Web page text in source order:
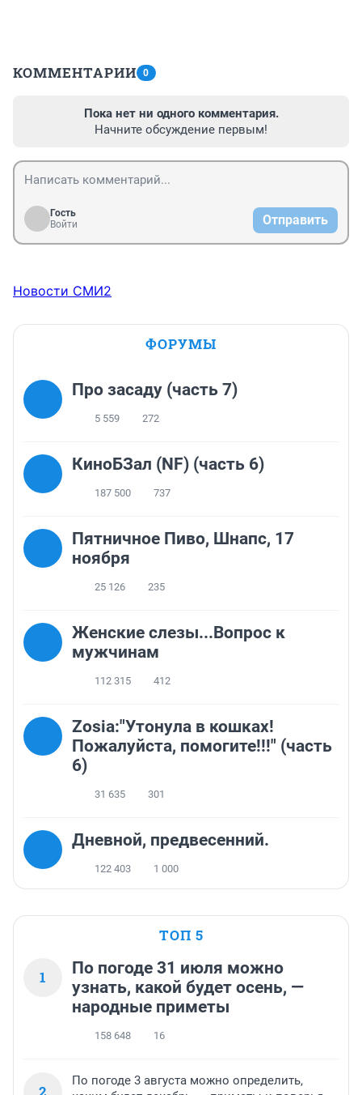
КОММЕНТАРИИ 0
Пока нет ни одного комментария.
Начните обсуждение первым!
Гость
Войти
Отправить
Новости СМИ2
ФОРУМЫ
Про засаду (часть 7)
5 559 272
КиноБЗал (NF) (часть 6)
187 500 737
Пятничное Пиво, Шнапс, 17
ноября
25 126 235
Женские слезы...Вопрос к
мужчинам
112 315 412
Zosia:"Утонула в кошках!
Пожалуйста, помогите!!!" (часть
6)
31 635 301
Дневной, предвесенний.
122 403 1 000
ТОП 5
1
По погоде 31 июля можно
узнать, какой будет осень, —
народные приметы
158 648 16
По погоде 3 августа можно определить,